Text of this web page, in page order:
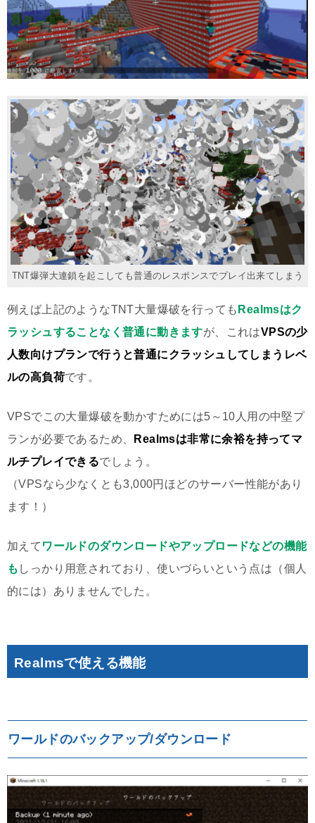
TNT爆弾大連鎖を起こしても普通のレスポンスでプレイ出来てしまう
例えば上記のようなTNT大量爆破を行っても Realmsはク
ラッシュすることなく普通に動きますが、これはVPSの少
人数向けプランで行うと普通にクラッシュしてしまうレベ
ルの高負荷です。
VPSでこの大量爆破を動かすためには5～10人用の中堅プ
ランが必要であるため、
Realmsは非常に余裕を持ってマ
ルチプレイできるでしょう。
（VPSなら少なくとも3,000円ほどのサーバー性能があり
ます！）
加えて ワールドのダウンロードやアップロードなどの機能
も しっかり用意されており、使いづらいという点は（個人
的には）ありませんでした。
Realmsで使える機能
ワールドのバックアップ/ダウンロード